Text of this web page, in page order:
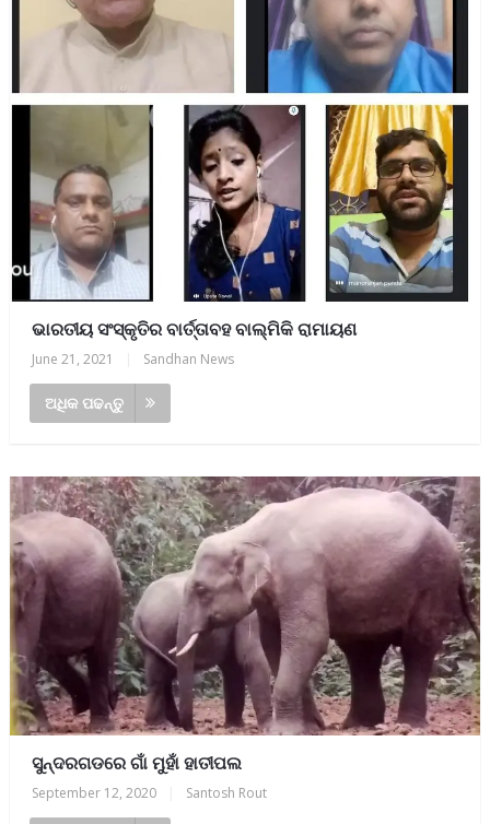
ଭାରତୀୟ ସଂସ୍କୃତିର ବାର୍ତ୍ତାବହ ବାଲ୍ମିକି ରାମାୟଣ
June 21, 2021 Sandhan News
ଅଧିକ ପଢନ୍ତୁ
ସୁନ୍ଦରଗଡରେ ଗାଁ ମୁହାଁ ହାତୀପଲ
September 12, 2020 Santosh Rout